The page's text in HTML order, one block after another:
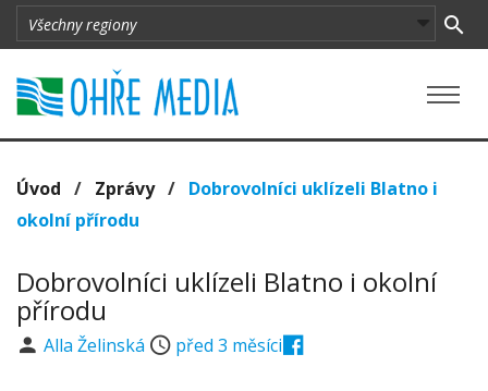
Úvod / Zprávy/ Dobrovolníci uklízeli Blatno i
okolní přírodu
Dobrovolníci uklízeli Blatno i okolní
přírodu
Alla Želinská před 3 měsíci